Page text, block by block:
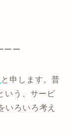
ーー
と申します。普
いう、サービ
いろいろ考え